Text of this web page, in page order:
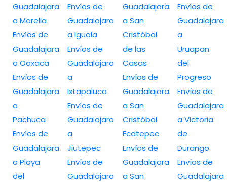
Guadalajara
a Morelia
Envíos de
Guadalajara
a Oaxaca
Envíos de
Guadalajara
a
Pachuca
Envíos de
Guadalajara
a Playa
del
Envíos de
Guadalajara
a Iguala
Envíos de
Guadalajara
a
Ixtapaluca
Envíos de
Guadalajara
a
Jiutepec
Envíos de
Guadalajara
Guadalajara
a San
Cristóbal
de las
Casas
Envíos de
Guadalajara
a San
Cristóbal
Ecatepec
Envíos de
Guadalajara
a San
Envíos de
Guadalajara
a
Uruapan
del
Progreso
Envíos de
Guadalajara
a Victoria
de
Durango
Envíos de
Guadalajara